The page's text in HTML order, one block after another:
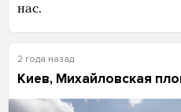
нас.
2 года назад
Киев, Михайловская